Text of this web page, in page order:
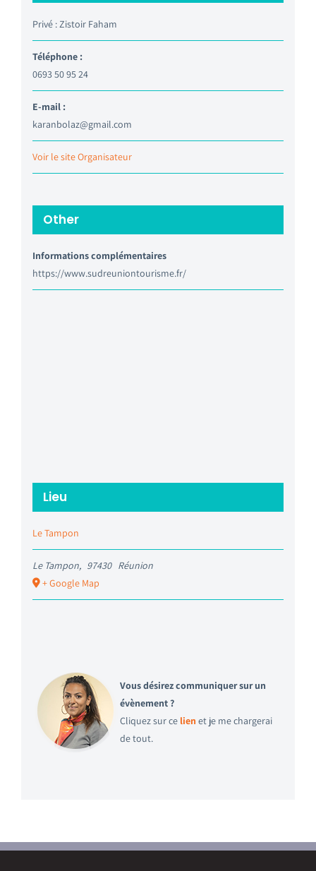
Privé : Zistoir Faham
Téléphone :
0693 50 95 24
E-mail :
karanbolaz@gmail.com
Voir le site Organisateur
Other
Informations complémentaires
https://www.sudreuniontourisme.fr/
Lieu
Le Tampon
Le Tampon, 97430 Réunion
+ Google Map
Vous désirez communiquer sur un
évènement ?
Cliquez sur ce lien et je me chargerai
de tout.